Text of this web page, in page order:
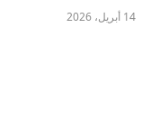
14 أبريل، 2026